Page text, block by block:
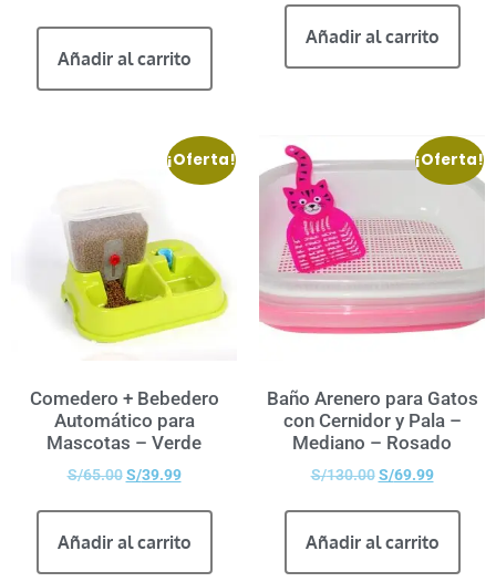
Añadir al carrito
Añadir al carrito
¡Oferta!
Comedero + Bebedero
Automático para
Mascotas – Verde
S/65.00 S/39.99
Añadir al carrito
¡Oferta!
Baño Arenero para Gatos
con Cernidor y Pala –
Mediano – Rosado
S/130.00 S/69.99
Añadir al carrito